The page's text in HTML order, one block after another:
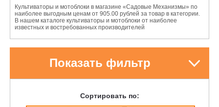
Культиваторы и мотоблоки в магазине «Садовые Механизмы» по
наиболее выгодным ценам от 905.00 рублей за товар в категории.
В нашем каталоге культиваторы и мотоблоки от наиболее
известных и востребованных производителей
Показать фильтр
Сортировать по: